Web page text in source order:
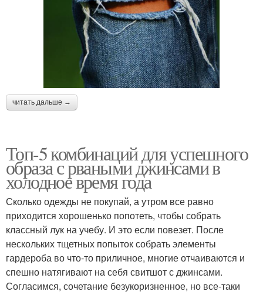
читать дальше →
Топ-5 комбинаций для успешного
образа с рваными джинсами в
холодное время года
Сколько одежды не покупай, а утром все равно
приходится хорошенько попотеть, чтобы собрать
классный лук на учебу. И это если повезет. После
нескольких тщетных попыток собрать элементы
гардероба во что-то приличное, многие отчаиваются и
спешно натягивают на себя свитшот с джинсами.
Согласимся, сочетание безукоризненное, но все-таки